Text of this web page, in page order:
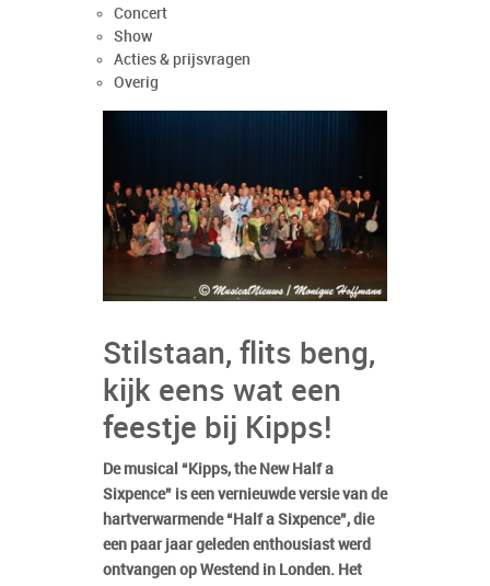
Concert
Show
Acties & prijsvragen
Overig
Stilstaan, flits beng,
kijk eens wat een
feestje bij Kipps!
De musical “Kipps, the New Half a
Sixpence” is een vernieuwde versie van de
hartverwarmende “Half a Sixpence”, die
een paar jaar geleden enthousiast werd
ontvangen op Westend in Londen. Het